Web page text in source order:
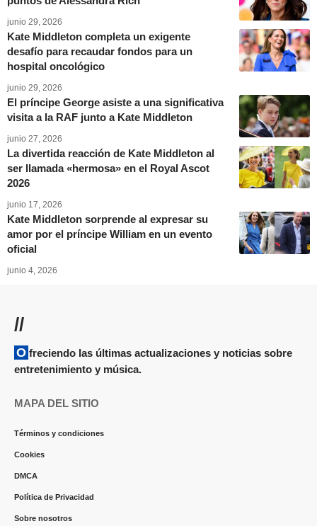
junio 29, 2026
Kate Middleton completa un exigente
desafío para recaudar fondos para un
hospital oncológico
junio 29, 2026
El príncipe George asiste a una significativa
visita a la RAF junto a Kate Middleton
junio 27, 2026
La divertida reacción de Kate Middleton al
ser llamada «hermosa» en el Royal Ascot
2026
junio 17, 2026
Kate Middleton sorprende al expresar su
amor por el príncipe William en un evento
oficial
junio 4, 2026
//
Ofreciendo las últimas actualizaciones y noticias sobre
entretenimiento y música.
MAPA DEL SITIO
Términos y condiciones
Cookies
DMCA
Política de Privacidad
Sobre nosotros